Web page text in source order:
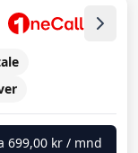
699,00 kr / mnd